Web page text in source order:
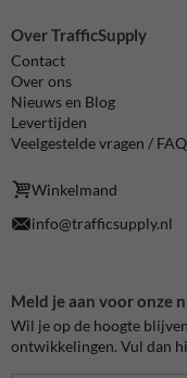
Over TrafficSupply
Contact
Over ons
Nieuws en Blog
Levertijden
Veelgestelde vragen / FAQ
Winkelmand
info@trafficsupply.nl
Meld je aan voor onze
Wil je op de hoogte
ontwikkelingen. Vul dan